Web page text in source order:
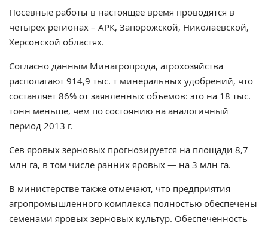
Посевные работы в настоящее время проводятся в
четырех регионах – АРК, Запорожской, Николаевской,
Херсонской областях.
Согласно данным Минагропрода, агрохозяйства
располагают 914,9 тыс. т минеральных удобрений, что
составляет 86% от заявленных объемов: это на 18 тыс.
тонн меньше, чем по состоянию на аналогичный
период 2013 г.
Сев яровых зерновых прогнозируется на площади 8,7
млн га, в том числе ранних яровых — на 3 млн га.
В министерстве также отмечают, что предприятия
агропромышленного комплекса полностью обеспечены
семенами яровых зерновых культур. Обеспеченность